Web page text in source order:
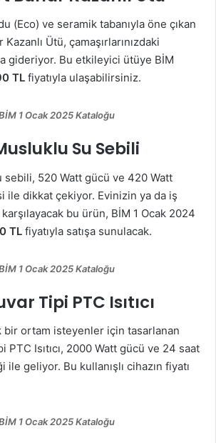
(Eco) ve seramik tabanıyla öne çıkan
Ütü, çamaşırlarınızdaki
gideriyor. Bu etkileyici ütüye BİM
TL fiyatıyla ulaşabilirsiniz.
1 Ocak 2025 Kataloğu
Su Sebili
sebili, 520 Watt gücü ve 420 Watt
ile dikkat çekiyor. Evinizin ya da iş
bu ürün, BİM 1 Ocak 2024
TL fiyatıyla satışa sunulacak.
1 Ocak 2025 Kataloğu
Tipi PTC Isıtıcı
bir ortam isteyenler için tasarlanan
PTC Isıtıcı, 2000 Watt gücü ve 24 saat
ile geliyor. Bu kullanışlı cihazın fiyatı
1 Ocak 2025 Kataloğu